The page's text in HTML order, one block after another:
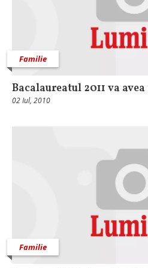
Familie
Bacalaureatul 2011 va
02 Iul, 2010
Familie